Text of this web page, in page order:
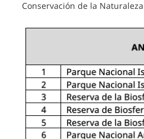
Conservación de la Naturaleza